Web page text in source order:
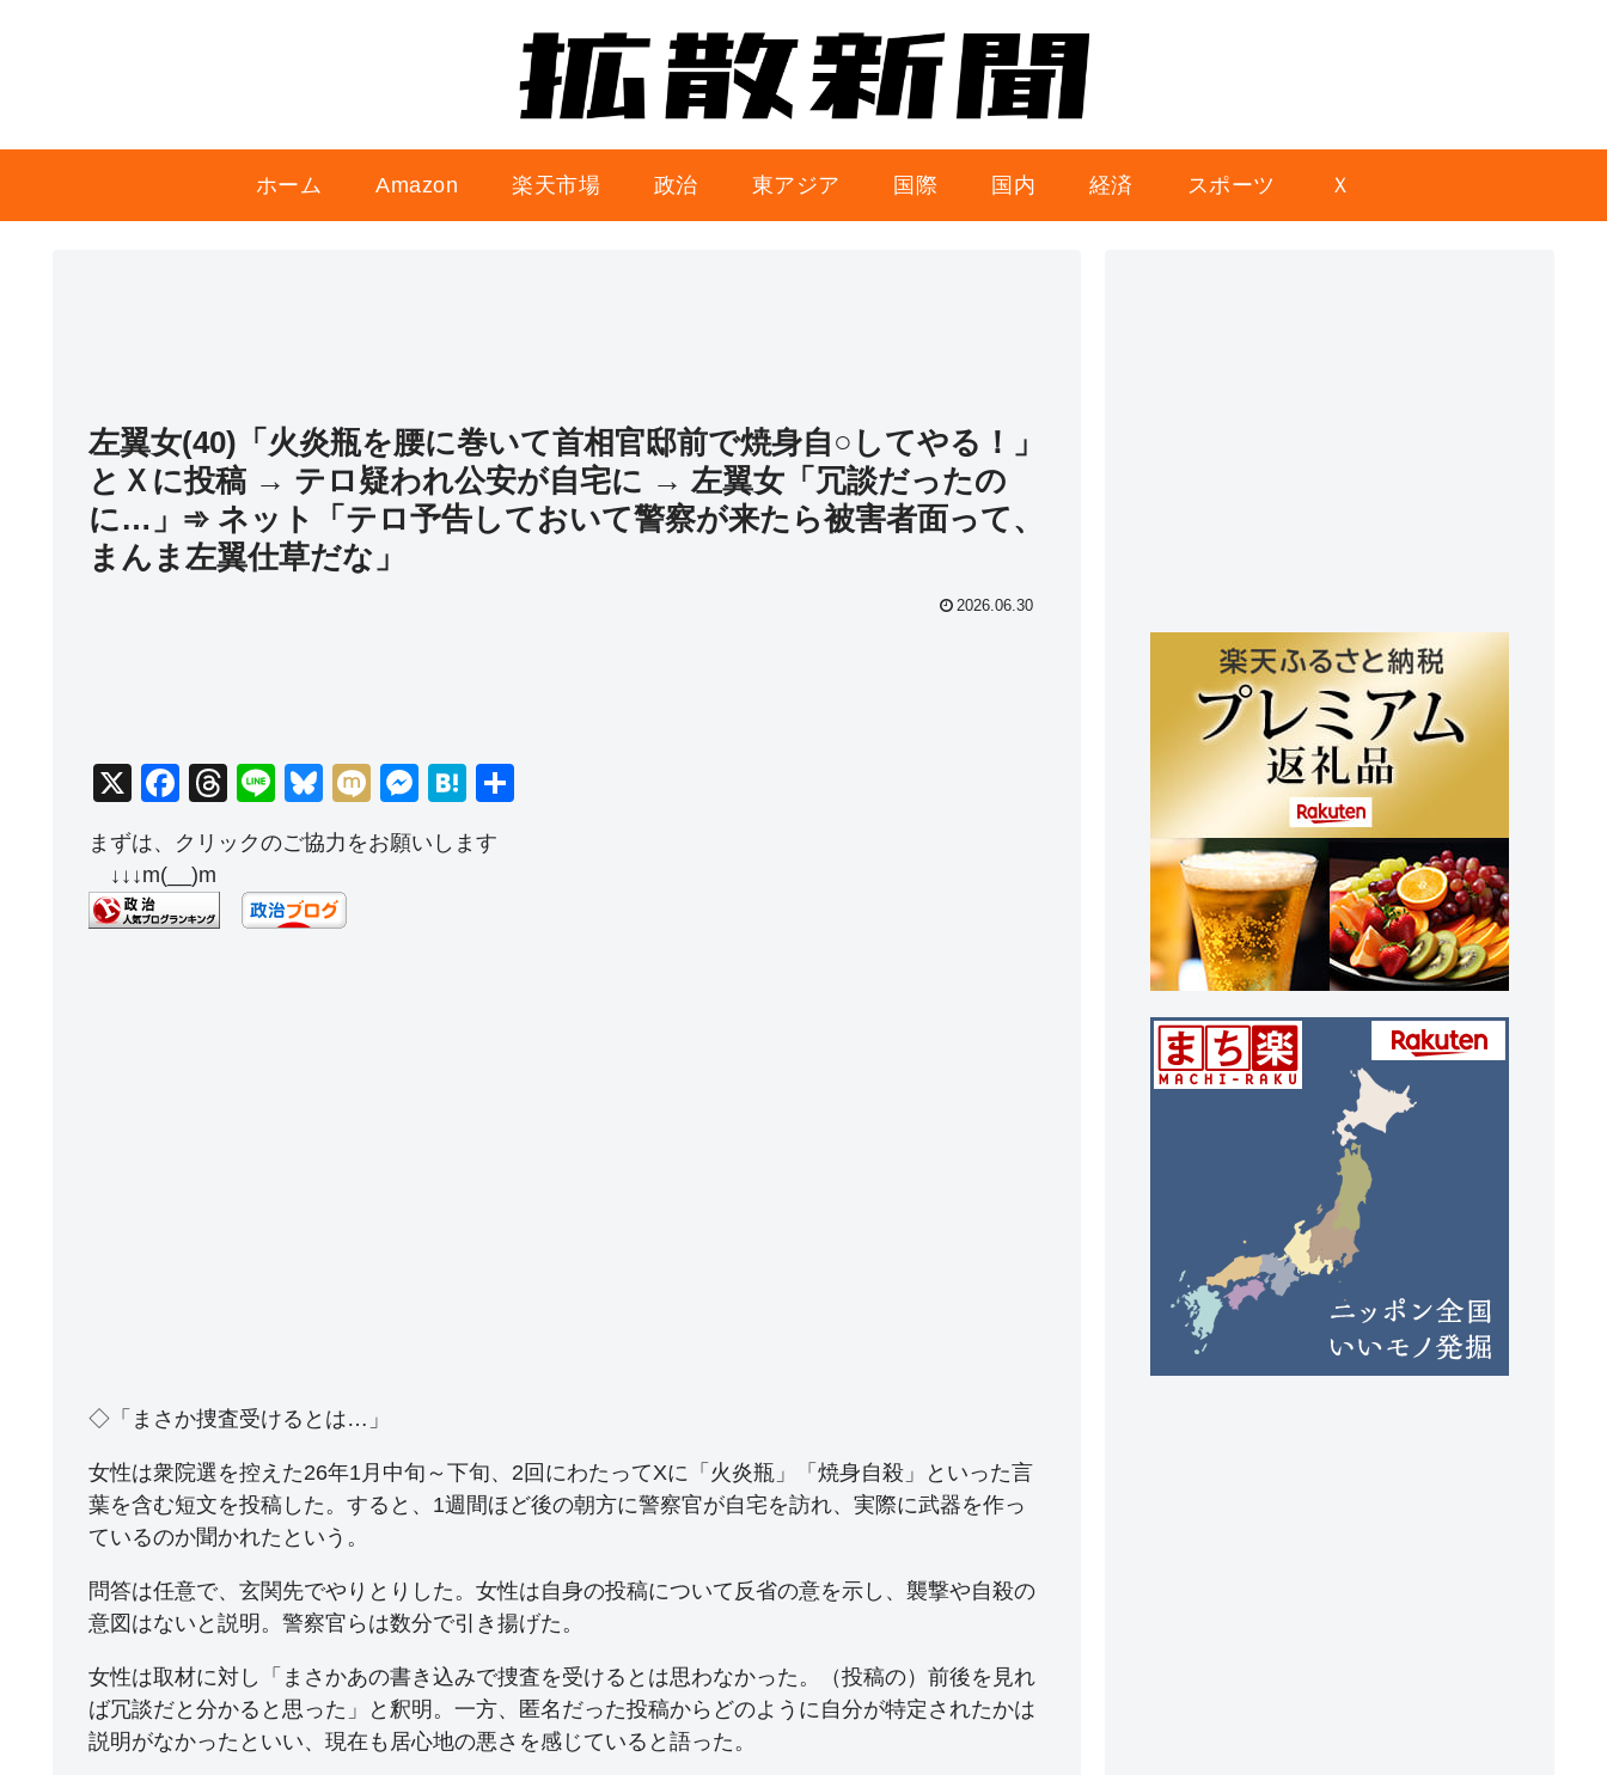
ホーム Amazon 楽天市場 政治 東アジア 国際 国内 経済 スポーツ Ｘ
左翼女(40)「火炎瓶を腰に巻いて首相官邸前で焼身自○してやる！」
とＸに投稿 → テロ疑われ公安が自宅に → 左翼女「冗談だったの
に…」➾ ネット「テロ予告しておいて警察が来たら被害者面って、
まんま左翼仕草だな」
2026.06.30
X
F
c
e
b
T
e
a
d
Li
e
Bl
u
e
sk
y
M
M
ss
H
e
まずは、クリックのご協力をお願いします
↓↓↓m(__)m
◇「まさか捜査受けるとは…」
女性は衆院選を控えた26年1月中旬～下旬、2回にわたってXに「火炎瓶」「焼身自殺」といった言
葉を含む短文を投稿した。すると、1週間ほど後の朝方に警察官が自宅を訪れ、実際に武器を作っ
ているのか聞かれたという。
問答は任意で、玄関先でやりとりした。女性は自身の投稿について反省の意を示し、襲撃や自殺の
意図はないと説明。警察官らは数分で引き揚げた。
女性は取材に対し「まさかあの書き込みで捜査を受けるとは思わなかった。（投稿の）前後を見れ
ば冗談だと分かると思った」と釈明。一方、匿名だった投稿からどのように自分が特定されたかは
説明がなかったといい、現在も居心地の悪さを感じていると語った。